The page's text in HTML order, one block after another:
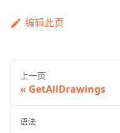
编辑此页
上一页
GetAllDrawings
语法